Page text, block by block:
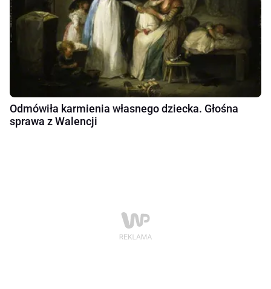
Odmówiła karmienia własnego dziecka. Głośna
sprawa z Walencji